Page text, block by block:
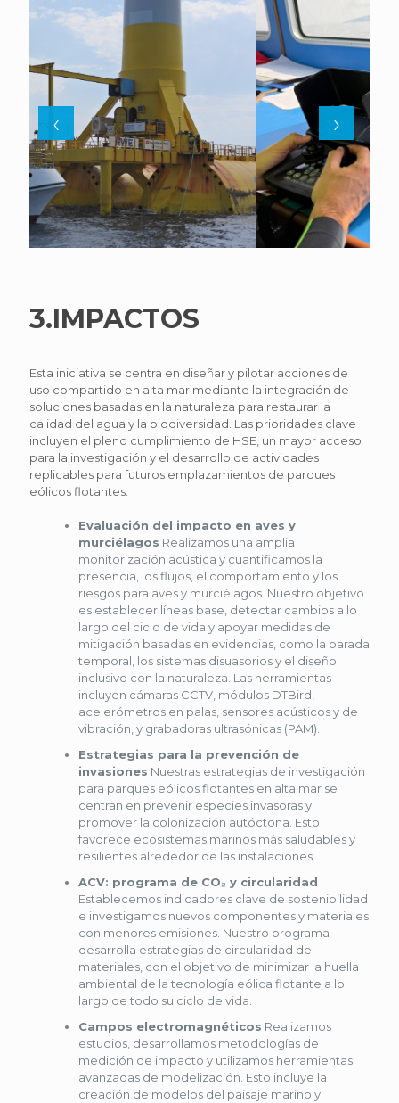
‹ ›
3.IMPACTOS
Esta iniciativa se centra en diseñar y pilotar acciones de
uso compartido en alta mar mediante la integración de
soluciones basadas en la naturaleza para restaurar la
calidad del agua y la biodiversidad. Las prioridades clave
incluyen el pleno cumplimiento de HSE, un mayor acceso
para la investigación y el desarrollo de actividades
replicables para futuros emplazamientos de parques
eólicos flotantes.
Evaluación del impacto en aves y
murciélagos Realizamos una amplia
monitorización acústica y cuantificamos la
presencia, los flujos, el comportamiento y los
riesgos para aves y murciélagos. Nuestro objetivo
es establecer líneas base, detectar cambios a lo
largo del ciclo de vida y apoyar medidas de
mitigación basadas en evidencias, como la parada
temporal, los sistemas disuasorios y el diseño
inclusivo con la naturaleza. Las herramientas
incluyen cámaras CCTV, módulos DTBird,
acelerómetros en palas, sensores acústicos y de
vibración, y grabadoras ultrasónicas (PAM).
Estrategias para la prevención de
invasiones Nuestras estrategias de investigación
para parques eólicos flotantes en alta mar se
centran en prevenir especies invasoras y
promover la colonización autóctona. Esto
favorece ecosistemas marinos más saludables y
resilientes alrededor de las instalaciones.
ACV: programa de CO₂ y circularidad
Establecemos indicadores clave de sostenibilidad
e investigamos nuevos componentes y materiales
con menores emisiones. Nuestro programa
desarrolla estrategias de circularidad de
materiales, con el objetivo de minimizar la huella
ambiental de la tecnología eólica flotante a lo
largo de todo su ciclo de vida.
Campos electromagnéticos Realizamos
estudios, desarrollamos metodologías de
medición de impacto y utilizamos herramientas
avanzadas de modelización. Esto incluye la
creación de modelos del paisaje marino y